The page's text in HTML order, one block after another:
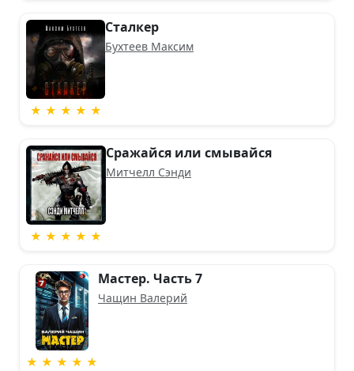
★ ★ ★ ★ ★
Сталкер
Бухтеев Максим
★ ★ ★ ★ ★
Сражайся или смывайся
Митчелл Сэнди
★ ★ ★ ★ ★
Мастер. Часть 7
Чащин Валерий